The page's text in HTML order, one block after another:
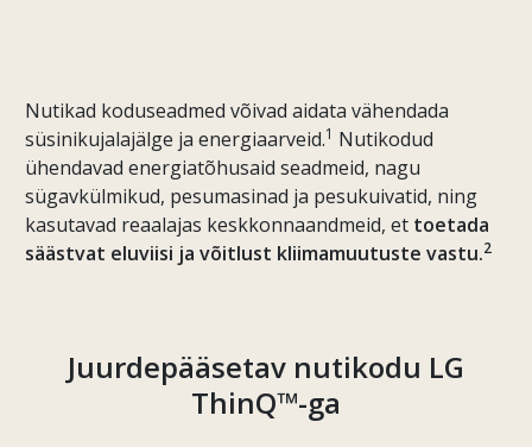
Nutikad koduseadmed võivad aidata vähendada
süsinikujalajälge ja energiaarveid.1 Nutikodud
ühendavad energiatõhusaid seadmeid, nagu
sügavkülmikud, pesumasinad ja pesukuivatid, ning
kasutavad reaalajas keskkonnaandmeid, et toetada
säästvat eluviisi ja võitlust kliimamuutuste vastu.2
Juurdepääsetav nutikodu LG
ThinQ™-ga